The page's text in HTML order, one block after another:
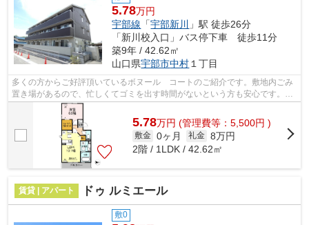
5.78万円
宇部線 「宇部新川
」駅 徒歩26分
「新川校入口」バス停下車 徒歩11分
築9年 / 42.62㎡
山口県宇部市中村 １丁目
多くの方からご好評頂いているボヌール コートのご紹介です。敷地内ごみ
置き場があるので、忙しくてゴミを出す時間がないという方も安心です。ご
紹介するのは2016年11月竣工・築6年の...
5.78万円 (管理費等：5,500円 )
敷金 0ヶ月 礼金 8万円
2階 / 1LDK / 42.62㎡
賃貸 | アパート ドゥ ルミエール
敷0